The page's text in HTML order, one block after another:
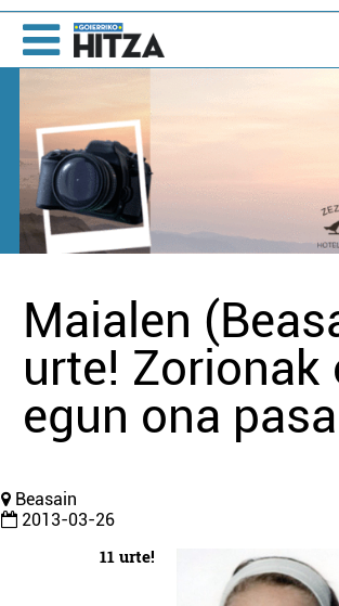
Maialen
urte! Zorionak
egun ona
Beasain
2013-03-26
11 urte!